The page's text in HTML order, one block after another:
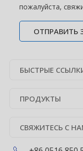
пожалуйста,
ОТПРАВИТЬ
БЫСТРЫЕ
ПРОДУКТЫ
СВЯЖИТЕСЬ С